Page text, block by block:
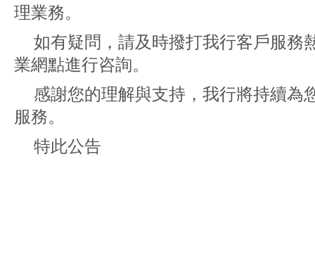
理業務。
如有疑問，請及時撥打我行客戶服務
業網點進行咨詢。
感謝您的理解與支持，我行將持續為
服務。
特此公告